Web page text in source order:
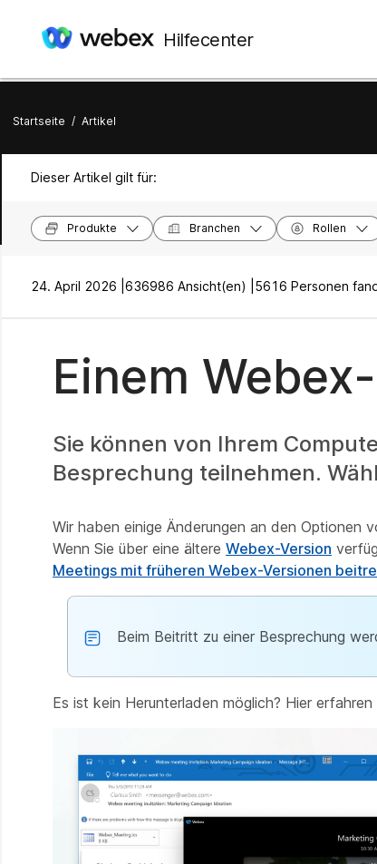
Hilfecenter
Startseite / Artikel
Dieser Artikel gilt für:
Produkte Branchen Rollen
24. April 2026 | 636986 Ansicht(en) | 5616 Personen
Einem
Sie können von Ihrem
Besprechung teilnehmen.
Wir haben einige Änderungen an den Optionen
Wenn Sie über eine ältere Webex-Version
Meetings mit früheren Webex-Versionen
Beim Beitritt zu einer Besprechung
Es ist kein Herunterladen möglich? Hier erfahren